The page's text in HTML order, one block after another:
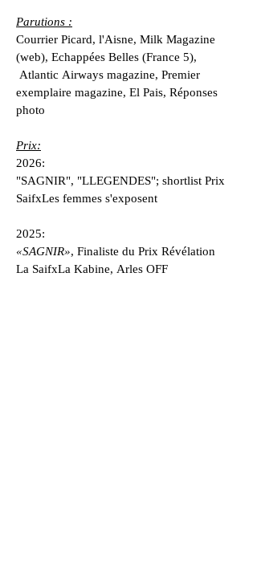
Parutions :
Courrier Picard, l'Aisne, Milk Magazine
(web), Echappées Belles (France 5),
Atlantic Airways magazine, Premier
exemplaire magazine, El Pais, Réponses
photo
Prix:
2026:
"SAGNIR", "LLEGENDES"; shortlist Prix
SaifxLes femmes s'exposent
2025:
«SAGNIR», Finaliste du Prix Révélation
La SaifxLa Kabine, Arles OFF